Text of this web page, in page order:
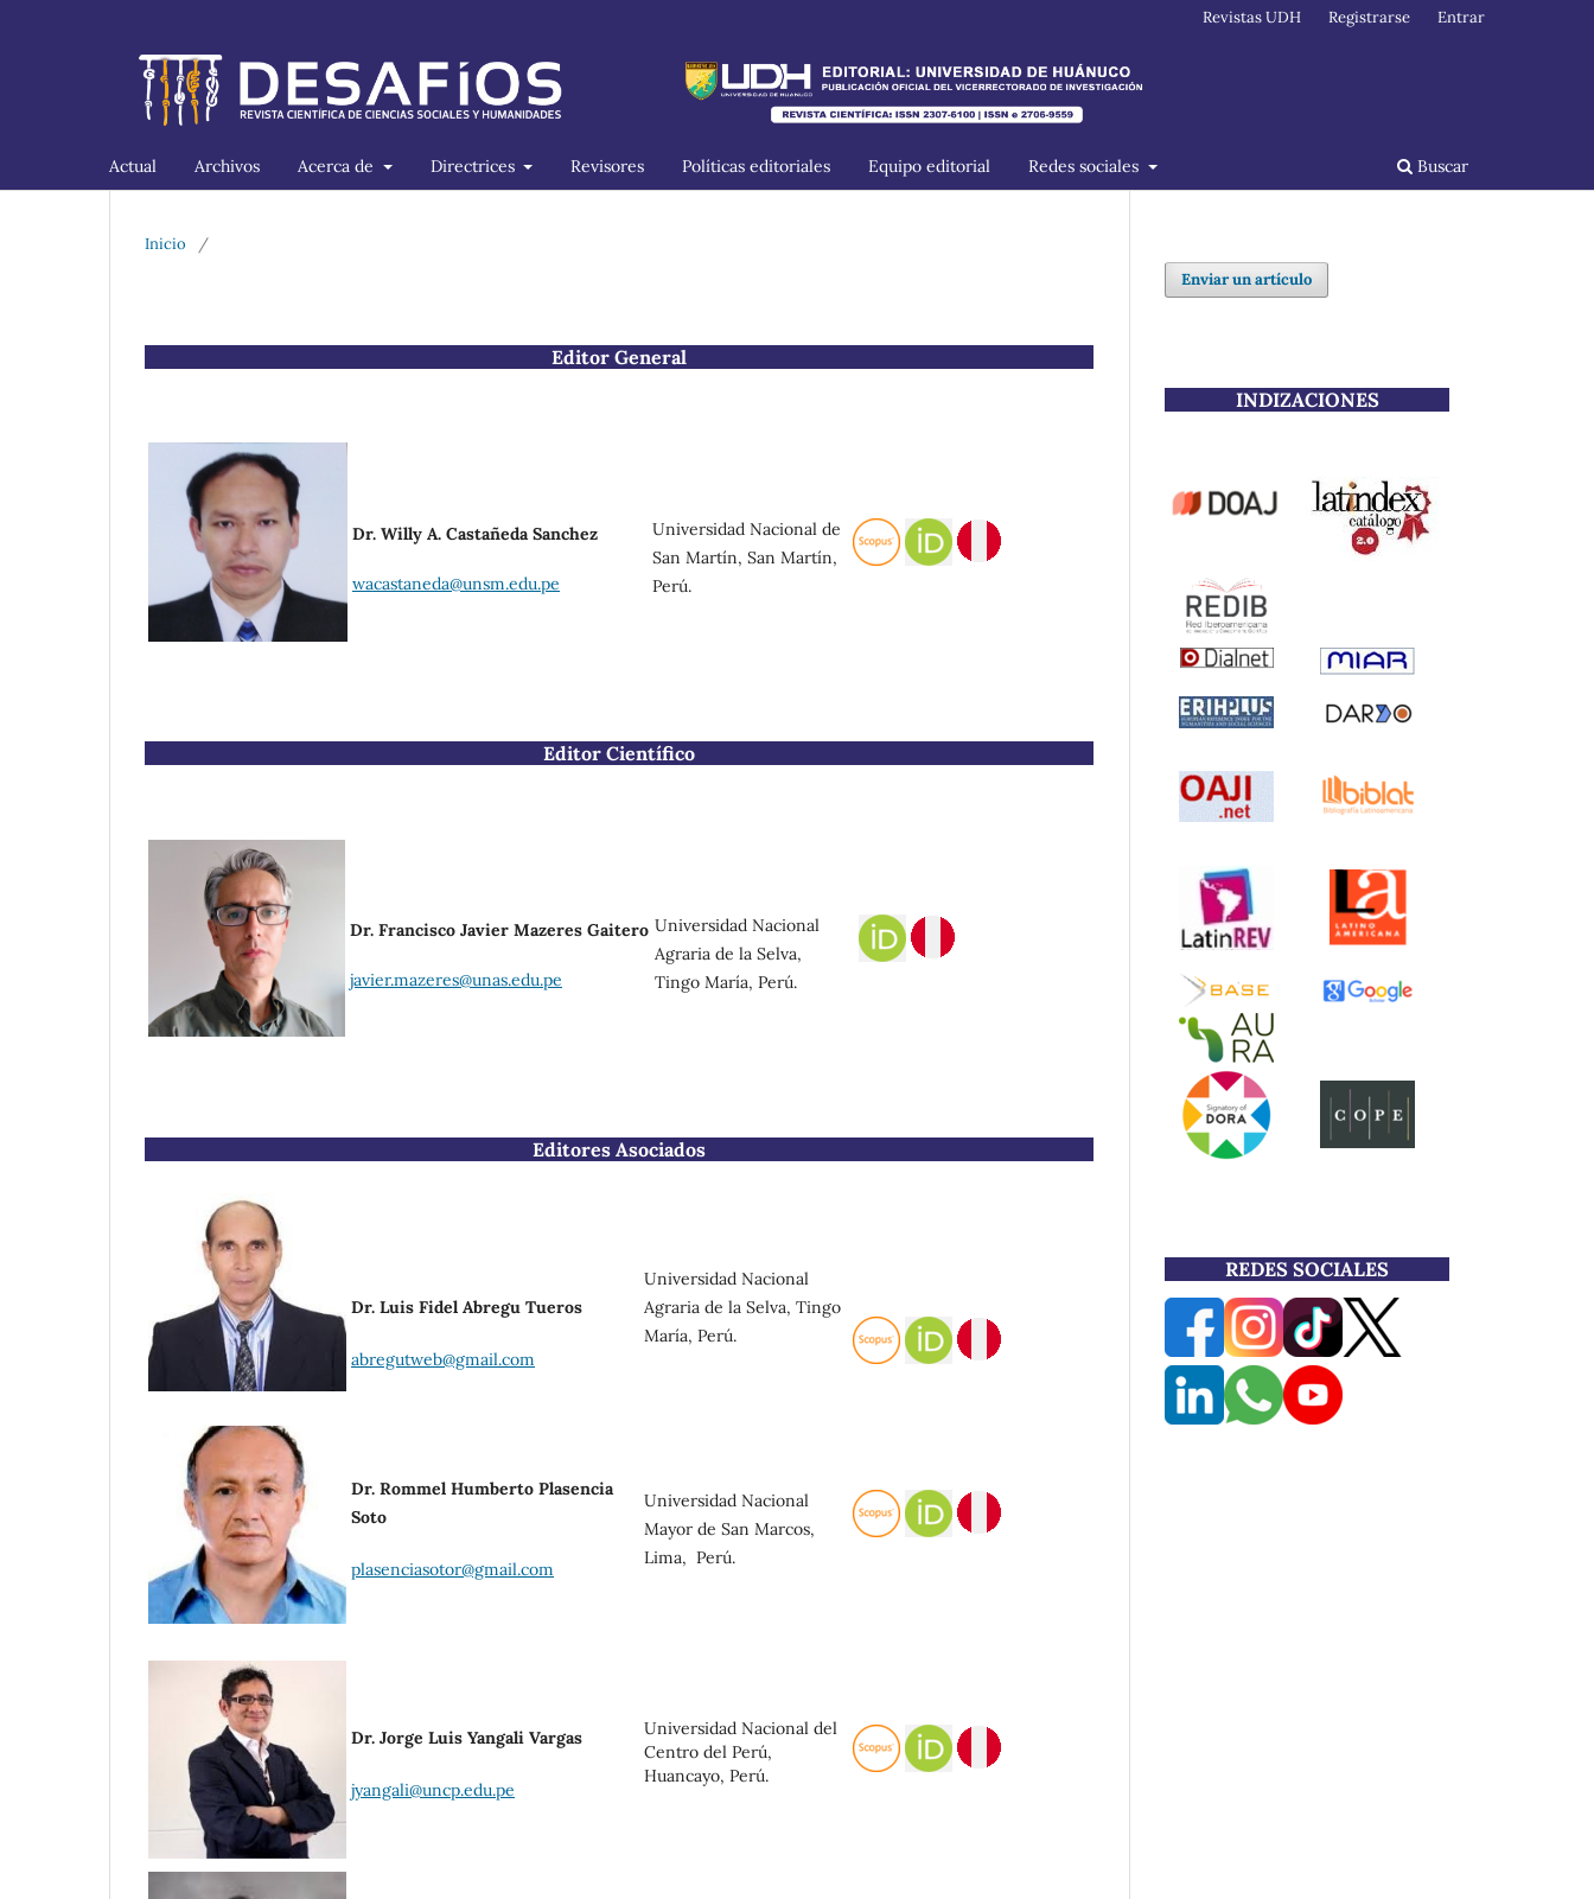
Actual Archivos Acerca de Directrices Revisores Políticas editoriales Equipo editorial Redes sociales Buscar
Revistas UDH Registrarse Entrar
Inicio /
Editor General
Dr. Willy A. Castañeda Sanchez
wacastaneda@unsm.edu.pe
Universidad Nacional de
San Martín, San Martín,
Perú.
Editor Científico
Dr. Francisco Javier Mazeres Gaitero
javier.mazeres@unas.edu.pe
Universidad Nacional
Agraria de la Selva,
Tingo María, Perú.
Editores Asociados
Dr. Luis Fidel Abregu Tueros
abregutweb@gmail.com
Universidad Nacional
Agraria de la Selva, Tingo
María, Perú.
Dr. Rommel Humberto Plasencia
Soto
plasenciasotor@gmail.com
Universidad Nacional
Mayor de San Marcos,
Lima, Perú.
Dr. Jorge Luis Yangali Vargas
jyangali@uncp.edu.pe
Universidad Nacional del
Centro del Perú,
Huancayo, Perú.
Enviar un artículo
INDIZACIONES
REDES SOCIALES